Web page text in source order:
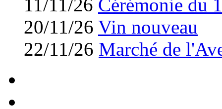
11/11/26 Cérémonie du
20/11/26 Vin nouveau
22/11/26 Marché de